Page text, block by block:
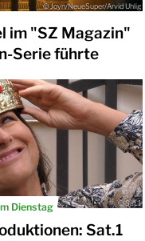
© Joyn/NeueSuper/Arvid Uhlig
im "SZ Magazin"
Serie führte
Dienstag © Sat.1
Sat.1